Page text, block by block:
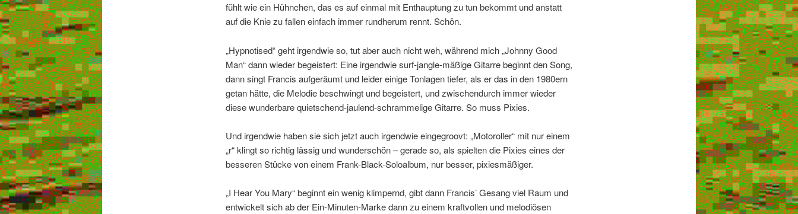
fühlt wie ein Hühnchen, das es auf einmal mit Enthauptung zu tun bekommt und anstatt
auf die Knie zu fallen einfach immer rundherum rennt. Schön.
„Hypnotised“ geht irgendwie so, tut aber auch nicht weh, während mich „Johnny Good
Man“ dann wieder begeistert: Eine irgendwie surf-jangle-mäßige Gitarre beginnt den Song,
dann singt Francis aufgeräumt und leider einige Tonlagen tiefer, als er das in den 1980ern
getan hätte, die Melodie beschwingt und begeistert, und zwischendurch immer wieder
diese wunderbare quietschend-jaulend-schrammelige Gitarre. So muss Pixies.
Und irgendwie haben sie sich jetzt auch irgendwie eingegroovt: „Motoroller“ mit nur einem
„r“ klingt so richtig lässig und wunderschön – gerade so, als spielten die Pixies eines der
besseren Stücke von einem Frank-Black-Soloalbum, nur besser, pixiesmäßiger.
„I Hear You Mary“ beginnt ein wenig klimpernd, gibt dann Francis’ Gesang viel Raum und
entwickelt sich ab der Ein-Minuten-Marke dann zu einem kraftvollen und melodiösen